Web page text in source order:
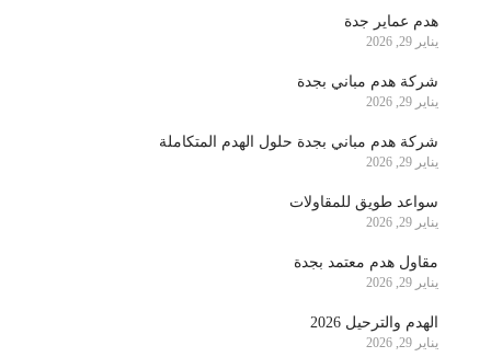
هدم عماير جدة
يناير 29, 2026
شركة هدم مباني بجدة
يناير 29, 2026
شركة هدم مباني بجدة حلول الهدم المتكاملة
يناير 29, 2026
سواعد طويق للمقاولات
يناير 29, 2026
مقاول هدم معتمد بجدة
يناير 29, 2026
الهدم والترحيل 2026
يناير 29, 2026